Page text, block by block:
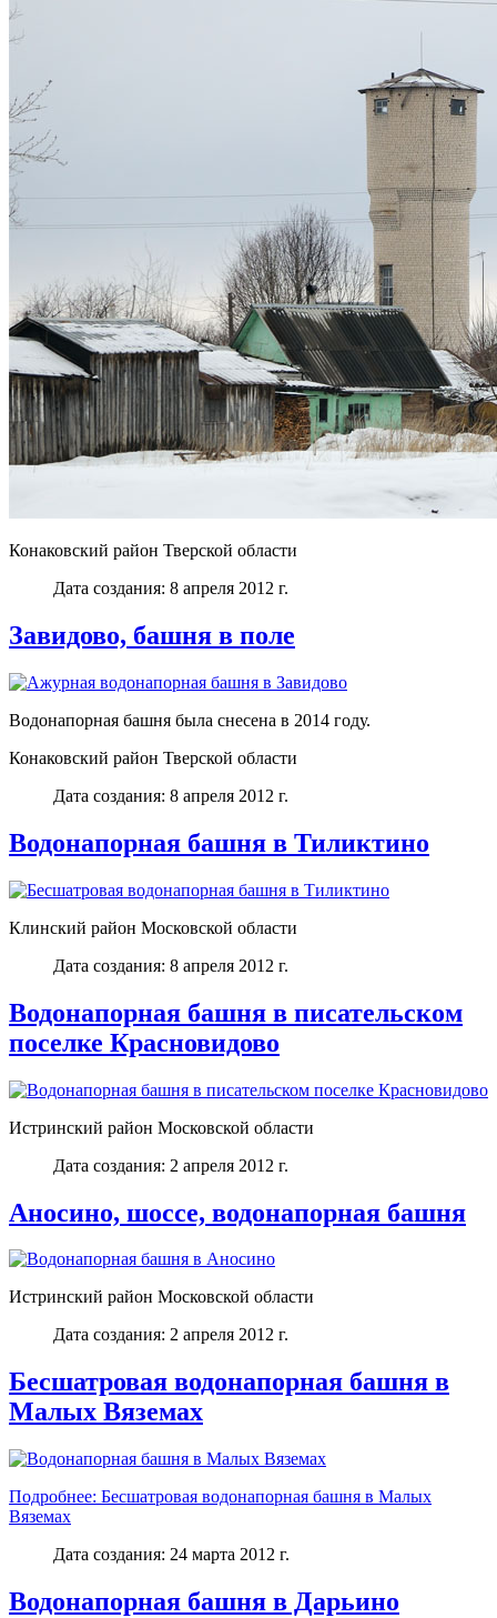
Конаковский район Тверской области
Дата создания: 8 апреля 2012 г.
Завидово, башня в поле
Водонапорная башня была снесена в 2014 году.
Конаковский район Тверской области
Дата создания: 8 апреля 2012 г.
Водонапорная башня в Тиликтино
Клинский район Московской области
Дата создания: 8 апреля 2012 г.
Водонапорная башня в писательском
поселке Красновидово
Истринский район Московской области
Дата создания: 2 апреля 2012 г.
Аносино, шоссе, водонапорная башня
Истринский район Московской области
Дата создания: 2 апреля 2012 г.
Бесшатровая водонапорная башня в
Малых Вяземах
Подробнее: Бесшатровая водонапорная башня в Малых
Вяземах
Дата создания: 24 марта 2012 г.
Водонапорная башня в Дарьино